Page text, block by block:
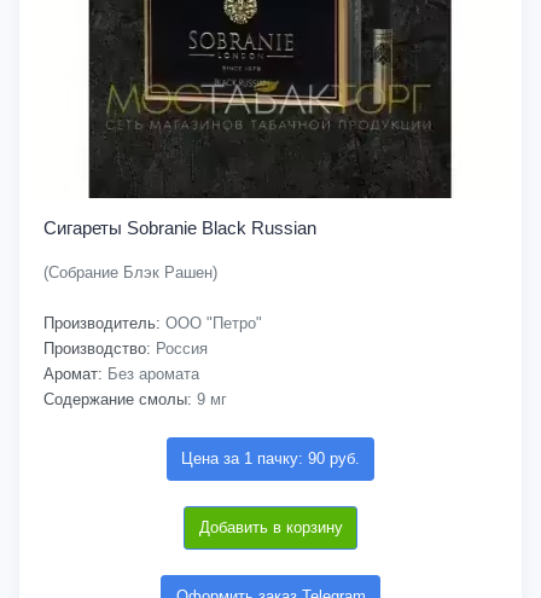
Сигареты Sobranie Black Russian
(Собрание Блэк Рашен)
Производитель: ООО "Петро"
Производство: Россия
Аромат: Без аромата
Содержание смолы: 9 мг
Цена за 1 пачку: 90 руб.
Добавить в корзину